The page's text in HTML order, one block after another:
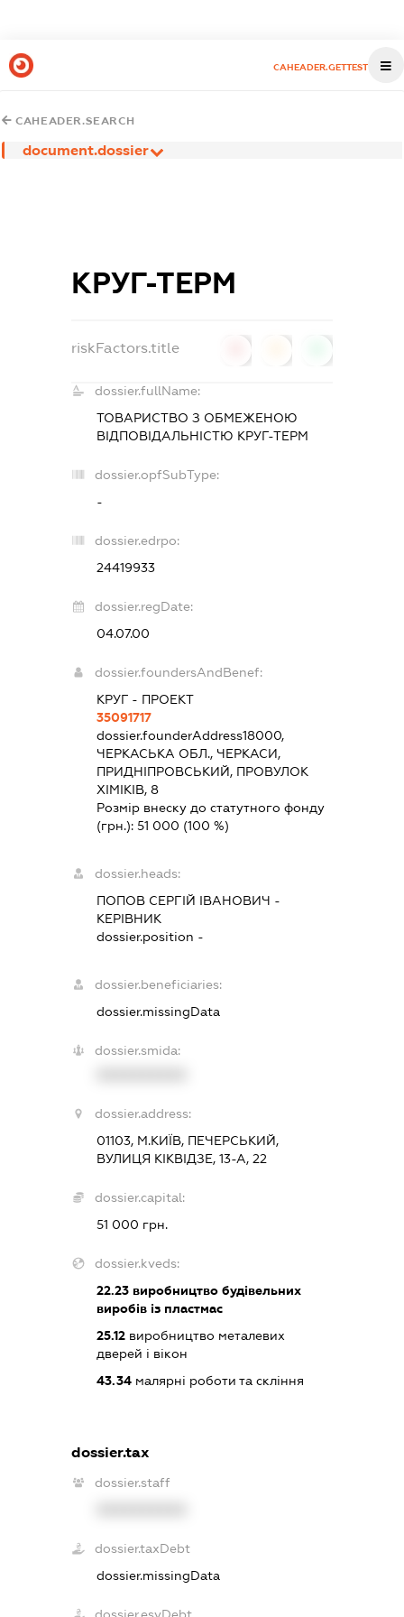
CAHEADER.GETTEST
CAHEADER.SEARCH
document.dossier
КРУГ-ТЕРМ
riskFactors.title
dossier.fullName:
ТОВАРИСТВО З ОБМЕЖЕНОЮ
ВІДПОВІДАЛЬНІСТЮ КРУГ-ТЕРМ
dossier.opfSubType:
-
dossier.edrpo:
24419933
dossier.regDate:
04.07.00
dossier.foundersAndBenef:
КРУГ - ПРОЕКТ
35091717
dossier.founderAddress18000,
ЧЕРКАСЬКА ОБЛ., ЧЕРКАСИ,
ПРИДНІПРОВСЬКИЙ, ПРОВУЛОК
ХІМІКІВ, 8
Розмір внеску до статутного фонду
(грн.): 51 000 (100 %)
dossier.heads:
ПОПОВ СЕРГІЙ ІВАНОВИЧ -
КЕРІВНИК
dossier.position -
dossier.beneficiaries:
dossier.missingData
dossier.smida:
dossier.address:
01103, М.КИЇВ, ПЕЧЕРСЬКИЙ,
ВУЛИЦЯ КІКВІДЗЕ, 13-А, 22
dossier.capital:
51 000 грн.
dossier.kveds:
22.23виробництво будівельних
виробів із пластмас
25.12виробництво металевих
дверей і вікон
43.34малярні роботи та скління
dossier.tax
dossier.staff
dossier.taxDebt
dossier.missingData